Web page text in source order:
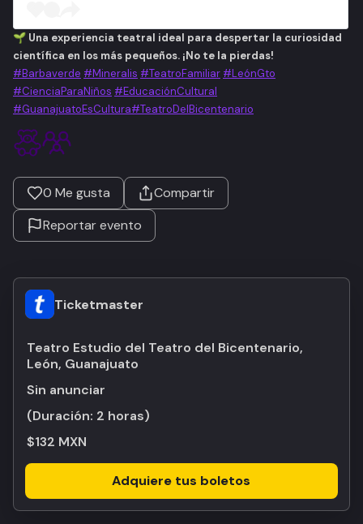
🌱 Una experiencia teatral ideal para despertar la curiosidad
científica en los más pequeños. ¡No te la pierdas!
#Barbaverde #Mineralis #TeatroFamiliar #LeónGto
#CienciaParaNiños #EducaciónCultural
#GuanajuatoEsCultura#TeatroDelBicentenario
0 Me gusta
Compartir
Reportar evento
Ticketmaster
Teatro Estudio del Teatro del Bicentenario,
León, Guanajuato
Sin anunciar
(Duración: 2 horas)
$132 MXN
Adquiere tus boletos